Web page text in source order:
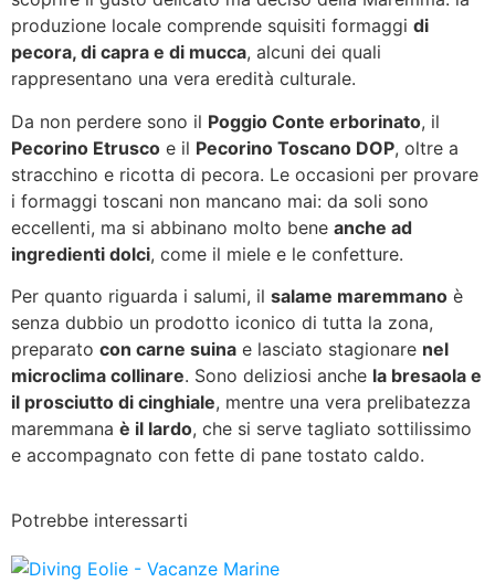
produzione locale comprende squisiti formaggi di
pecora, di capra e di mucca, alcuni dei quali
rappresentano una vera eredità culturale.
Da non perdere sono il Poggio Conte erborinato, il
Pecorino Etrusco e il Pecorino Toscano DOP, oltre a
stracchino e ricotta di pecora. Le occasioni per provare
i formaggi toscani non mancano mai: da soli sono
eccellenti, ma si abbinano molto bene anche ad
ingredienti dolci, come il miele e le confetture.
Per quanto riguarda i salumi, il salame maremmano è
senza dubbio un prodotto iconico di tutta la zona,
preparato con carne suina e lasciato stagionare nel
microclima collinare. Sono deliziosi anche la bresaola e
il prosciutto di cinghiale, mentre una vera prelibatezza
maremmana è il lardo, che si serve tagliato sottilissimo
e accompagnato con fette di pane tostato caldo.
Potrebbe interessarti